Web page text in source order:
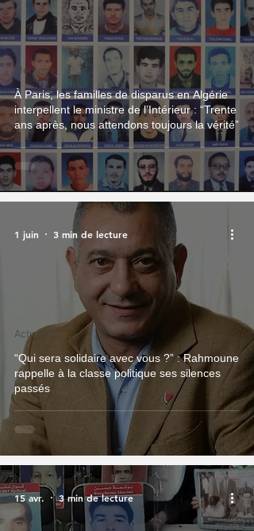
À Paris, les familles de disparus en Algérie
interpellent le ministre de l’Intérieur : “Trente
ans après, nous attendons toujours la vérité”
Mémoire
“Qui sera solidaire avec vous ?” : Rahmoune
rappelle à la classe politique ses silences
passés
Actualité
1 juin 3 min de lecture
15 avr. 3 min de lecture